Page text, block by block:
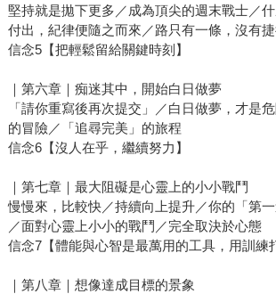
堅持就是拋下更多／成為頂尖的週末戰士／
付出，紀律便隨之而來／路只有一條，沒有
信念5【把輕鬆留給關鍵時刻】
｜第六章｜痴迷其中，開始白日做夢
「請你重寫後再次提交」／白日做夢，才是
的冒險／「追尋完美」的旅程
信念6【沒人在乎，繼續努力】
｜第七章｜最大阻礙是心靈上的小小戰鬥
慢慢來，比較快／持續向上提升／你的「第
／面對心靈上小小的戰鬥／完全取決於心態
信念7【體能與心智是最萬用的工具，用訓練
｜第八章｜想像達成目標的景象